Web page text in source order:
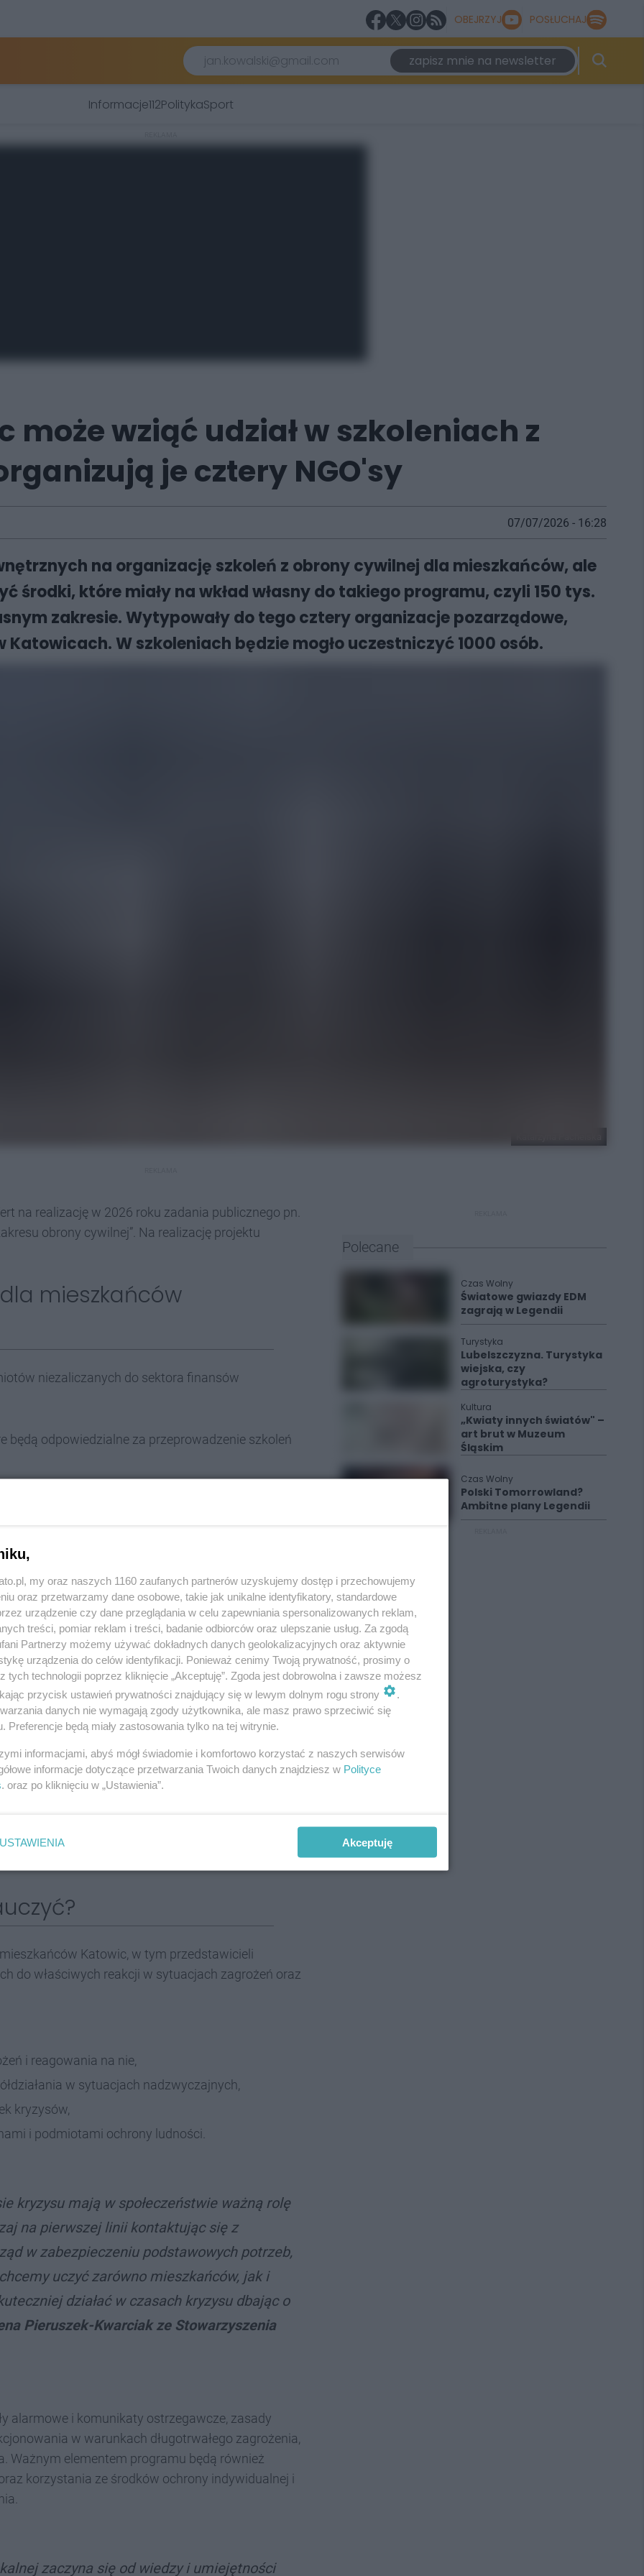
OBEJRZYJ POSŁUCHAJ
zapisz mnie na newsletter
Informacje112PolitykaSport
może wziąć udział w szkoleniach z
je cztery NGO'sy
07/07/2026 - 16:28
na organizację szkoleń z obrony cywilnej dla mieszkańców, ale
środki, które miały na wkład własny do takiego programu, czyli 150 tys.
zakresie. Wytypowały do tego cztery organizacje pozarządowe,
Katowicach. W szkoleniach będzie mogło uczestniczyć 1000 osób.
na realizację w 2026 roku zadania publicznego pn.
obrony cywilnej”. Na realizację projektu
mieszkańców
niezaliczanych do sektora finansów
będą odpowiedzialne za przeprowadzenie szkoleń
Medyczna (25 tys. zł),
Regionalne Centrum Wolontariatu (50 tys.
Katowice (15 tys. zł),
razem ze Stowarzyszeniem MOST oraz
Kraju i za granicą (60 tys. zł).
pozarządowych, bo wielokrotnie w
one, że potrafią się doskonale zorganizować
z NGO-sami na wielu
oraz praktyczne doświadczenie mogą
– podkreśla
Katowic, w tym przedstawicieli
do właściwych reakcji w sytuacjach zagrożeń oraz
i reagowania na nie,
w sytuacjach nadzwyczajnych,
kryzysów,
i podmiotami ochrony ludności.
kryzysu mają w społeczeństwie ważną rolę
na pierwszej linii kontaktując się z
w zabezpieczeniu podstawowych potrzeb,
uczyć zarówno mieszkańców, jak i
działać w czasach kryzysu dbając o
Pieruszek-Kwarciak ze Stowarzyszenia
alarmowe i komunikaty ostrzegawcze, zasady
w warunkach długotrwałego zagrożenia,
Ważnym elementem programu będą również
korzystania ze środków ochrony indywidualnej i
zaczyna się od wiedzy i umiejętności
Polecane
Czas Wolny
Światowe gwiazdy EDM
zagrają w Legendii
Turystyka
Lubelszczyzna. Turystyka
wiejska, czy
agroturystyka?
Kultura
„Kwiaty innych światów" –
art brut w Muzeum
Śląskim
Czas Wolny
Polski Tomorrowland?
Ambitne plany Legendii
my oraz naszych 1160 zaufanych partnerów uzyskujemy dostęp i przechowujemy
oraz przetwarzamy dane osobowe, takie jak unikalne identyfikatory, standardowe
urządzenie czy dane przeglądania w celu zapewniania spersonalizowanych reklam,
treści, pomiar reklam i treści, badanie odbiorców oraz ulepszanie usług. Za zgodą
Partnerzy możemy używać dokładnych danych geolokalizacyjnych oraz aktywnie
urządzenia do celów identyfikacji. Ponieważ cenimy Twoją prywatność, prosimy o
tych technologii poprzez kliknięcie „Akceptuję”. Zgoda jest dobrowolna i zawsze możesz
przycisk ustawień prywatności znajdujący się w lewym dolnym rogu strony
.
danych nie wymagają zgody użytkownika, ale masz prawo sprzeciwić się
Preferencje będą miały zastosowania tylko na tej witrynie.
informacjami, abyś mógł świadomie i komfortowo korzystać z naszych serwisów
informacje dotyczące przetwarzania Twoich danych znajdziesz w Polityce
. oraz po kliknięciu w „Ustawienia”.
USTAWIENIA Akceptuję